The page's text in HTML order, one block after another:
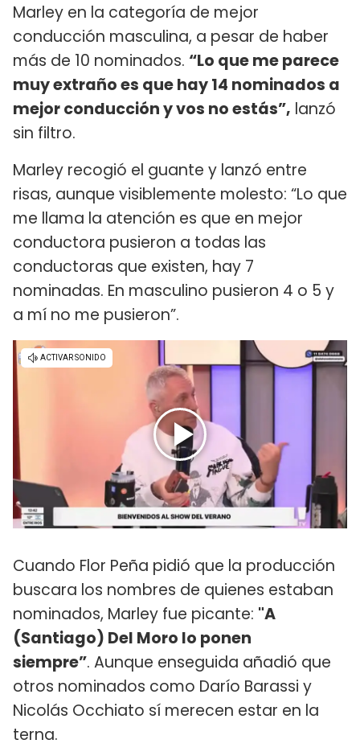
Marley en la categoría de mejor
conducción masculina, a pesar de haber
más de 10 nominados. “Lo que me parece
muy extraño es que hay 14 nominados a
mejor conducción y vos no estás”, lanzó
sin filtro.
Marley recogió el guante y lanzó entre
risas, aunque visiblemente molesto: “Lo que
me llama la atención es que en mejor
conductora pusieron a todas las
conductoras que existen, hay 7
nominadas. En masculino pusieron 4 o 5 y
a mí no me pusieron”.
Cuando Flor Peña pidió que la producción
buscara los nombres de quienes estaban
nominados, Marley fue picante: "A
(Santiago) Del Moro lo ponen
siempre”. Aunque enseguida añadió que
otros nominados como Darío Barassi y
Nicolás Occhiato sí merecen estar en la
terna.